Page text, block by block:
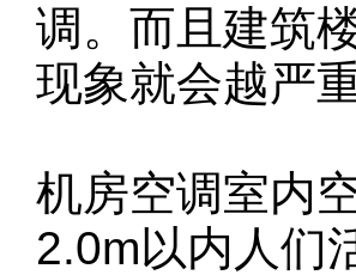
调。而且建筑
现象就会越严重
机房空调室内
2.0m以内人们